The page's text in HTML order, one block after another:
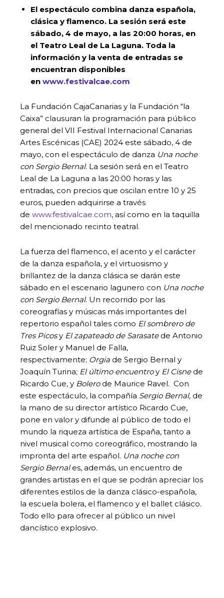
El espectáculo combina danza española,
clásica y flamenco. La sesión será este
sábado, 4 de mayo, a las 20:00 horas, en
el Teatro Leal de La Laguna. Toda la
información y la venta de entradas se
encuentran disponibles
en www.festivalcae.com
La Fundación CajaCanarias y la Fundación “la
Caixa” clausuran la programación para público
general del VII Festival Internacional Canarias
Artes Escénicas (CAE) 2024 este sábado, 4 de
mayo, con el espectáculo de danza Una noche
con Sergio Bernal. La sesión será en el Teatro
Leal de La Laguna a las 20:00 horas y las
entradas, con precios que oscilan entre 10 y 25
euros, pueden adquirirse a través
de www.festivalcae.com, así como en la taquilla
del mencionado recinto teatral.
La fuerza del flamenco, el acento y el carácter
de la danza española, y el virtuosismo y
brillantez de la danza clásica se darán este
sábado en el escenario lagunero con Una noche
con Sergio Bernal. Un recorrido por las
coreografías y músicas más importantes del
repertorio español tales como El sombrero de
Tres Picosy El zapateado de Sarasatede Antonio
Ruiz Soler y Manuel de Falla,
respectivamente; Orgia de Sergio Bernal y
Joaquín Turina; El último encuentroy El Cisnede
Ricardo Cue, y Bolerode Maurice Ravel. Con
este espectáculo, la compañía Sergio Bernal, de
la mano de su director artístico Ricardo Cue,
pone en valor y difunde al público de todo el
mundo la riqueza artística de España, tanto a
nivel musical como coreográfico, mostrando la
impronta del arte español. Una noche con
Sergio Bernales, además, un encuentro de
grandes artistas en el que se podrán apreciar los
diferentes estilos de la danza clásico-española,
la escuela bolera, el flamenco y el ballet clásico.
Todo ello para ofrecer al público un nivel
dancístico explosivo.